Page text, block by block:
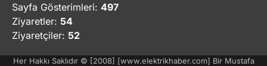
Sayfa Gösterimleri: 497
Ziyaretler: 54
Ziyaretçiler: 52
Her Hakkı Saklıdır © [2008] [www.elektrikhaber.com] Bir Mustafa